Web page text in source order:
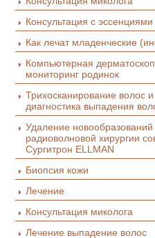
Консультация с
Как лечат младенческие
Компьютерная
мониторинг родинок
Трихосканирование волос
диагностика выпадения
Удаление
радиоволновой хирургии
Сургитрон ELLMAN
Биопсия кожи
Лечение
Консультация миколога
Лечение выпадение волос